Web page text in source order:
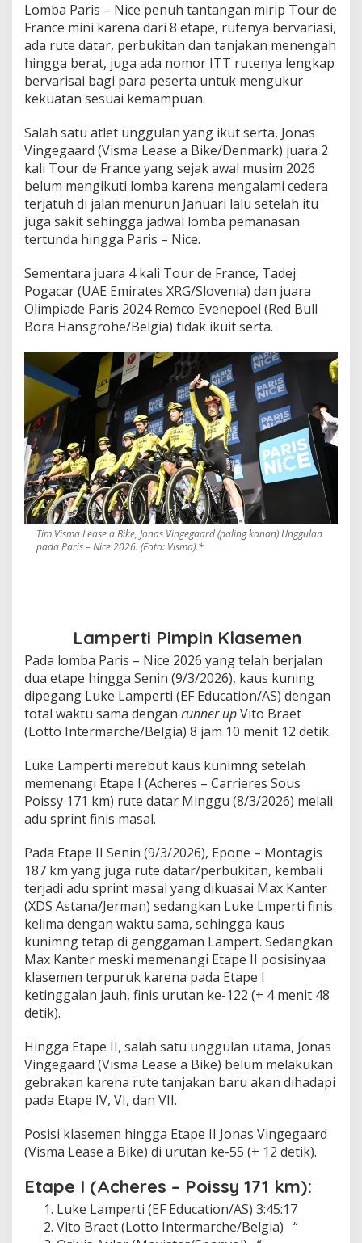
Lomba Paris – Nice penuh tantangan mirip Tour de
France mini karena dari 8 etape, rutenya bervariasi,
ada rute datar, perbukitan dan tanjakan menengah
hingga berat, juga ada nomor ITT rutenya lengkap
bervarisai bagi para peserta untuk mengukur
kekuatan sesuai kemampuan.
Salah satu atlet unggulan yang ikut serta, Jonas
Vingegaard (Visma Lease a Bike/Denmark) juara 2
kali Tour de France yang sejak awal musim 2026
belum mengikuti lomba karena mengalami cedera
terjatuh di jalan menurun Januari lalu setelah itu
juga sakit sehingga jadwal lomba pemanasan
tertunda hingga Paris – Nice.
Sementara juara 4 kali Tour de France, Tadej
Pogacar (UAE Emirates XRG/Slovenia) dan juara
Olimpiade Paris 2024 Remco Evenepoel (Red Bull
Bora Hansgrohe/Belgia) tidak ikuit serta.
Tim Visma Lease a Bike, Jonas Vingegaard (paling kanan) Unggulan
pada Paris – Nice 2026. (Foto: Visma).*
Lamperti Pimpin Klasemen
Pada lomba Paris – Nice 2026 yang telah berjalan
dua etape hingga Senin (9/3/2026), kaus kuning
dipegang Luke Lamperti (EF Education/AS) dengan
total waktu sama dengan runner upVito Braet
(Lotto Intermarche/Belgia) 8 jam 10 menit 12 detik.
Luke Lamperti merebut kaus kunimng setelah
memenangi Etape I (Acheres – Carrieres Sous
Poissy 171 km) rute datar Minggu (8/3/2026) melali
adu sprint finis masal.
Pada Etape II Senin (9/3/2026), Epone – Montagis
187 km yang juga rute datar/perbukitan, kembali
terjadi adu sprint masal yang dikuasai Max Kanter
(XDS Astana/Jerman) sedangkan Luke Lmperti finis
kelima dengan waktu sama, sehingga kaus
kunimng tetap di genggaman Lampert. Sedangkan
Max Kanter meski memenangi Etape II posisinyaa
klasemen terpuruk karena pada Etape I
ketinggalan jauh, finis urutan ke-122 (+ 4 menit 48
detik).
Hingga Etape II, salah satu unggulan utama, Jonas
Vingegaard (Visma Lease a Bike) belum melakukan
gebrakan karena rute tanjakan baru akan dihadapi
pada Etape IV, VI, dan VII.
Posisi klasemen hingga Etape II Jonas Vingegaard
(Visma Lease a Bike) di urutan ke-55 (+ 12 detik).
Etape I (Acheres – Poissy 171 km):
Luke Lamperti (EF Education/AS) 3:45:17
Vito Braet (Lotto Intermarche/Belgia) “